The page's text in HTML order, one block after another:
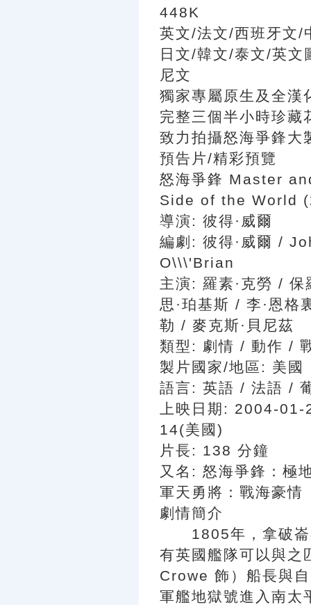
448K
英文/法文/西班牙文/
日文/韓文/泰文/英文
尼文
獨家專屬原生及全漢
完整三個半小時珍
致力拍攝怒海爭鋒大
預告片/精彩預覽
怒海爭鋒 Master
Side of the World
導演: 彼得·威爾
編劇: 彼得·威爾 /
O\\\'Brian
主演: 羅素·克勞 / 保
思·珀基斯 / 李·恩格
勒 / 麥克斯·貝尼茲
類型: 劇情 / 動作 /
製片國家/地區: 美國
語言: 英語 / 法語 /
上映日期: 2004-
14(美國)
片長: 138 分鐘
又名: 怒海爭鋒：極
軍天勇將：戰海豪情
劇情簡介
1805年，拿破崙
有英國艦隊可以與
Crowe 飾）船長與
軍艦地獄號進入南太